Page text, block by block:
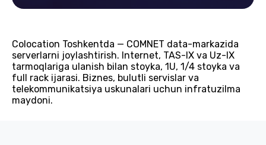
Colocation Toshkentda — COMNET data-markazida
serverlarni joylashtirish. Internet, TAS-IX va Uz-IX
tarmoqlariga ulanish bilan stoyka, 1U, 1/4 stoyka va
full rack ijarasi. Biznes, bulutli servislar va
telekommunikatsiya uskunalari uchun infratuzilma
maydoni.